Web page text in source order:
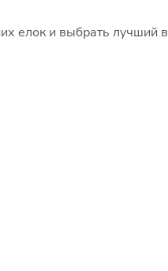
елок и выбрать лучший